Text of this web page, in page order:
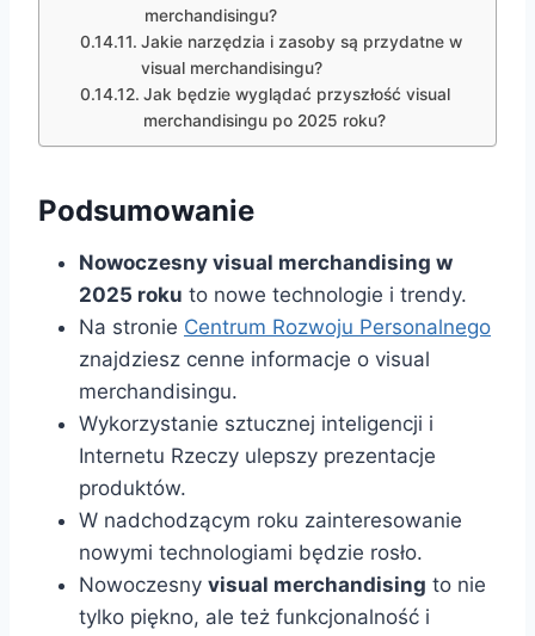
merchandisingu?
Jakie narzędzia i zasoby są przydatne w
visual merchandisingu?
Jak będzie wyglądać przyszłość visual
merchandisingu po 2025 roku?
Podsumowanie
Nowoczesny visual merchandising w
2025 roku to nowe technologie i trendy.
Na stronie Centrum Rozwoju Personalnego
znajdziesz cenne informacje o visual
merchandisingu.
Wykorzystanie sztucznej inteligencji i
Internetu Rzeczy ulepszy prezentacje
produktów.
W nadchodzącym roku zainteresowanie
nowymi technologiami będzie rosło.
Nowoczesny visual merchandising to nie
tylko piękno, ale też funkcjonalność i